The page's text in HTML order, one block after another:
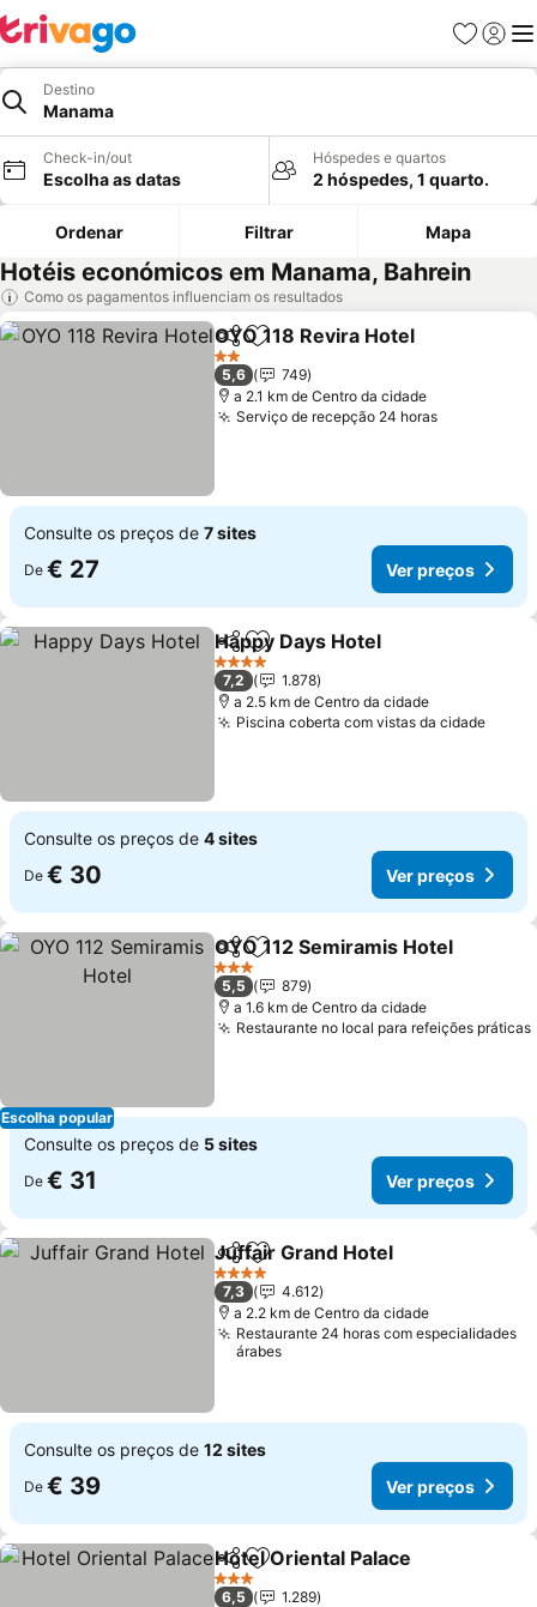
Favoritos
Iniciar
Destino
Manama
Check-in/out
Escolha as datas
Hóspedes e quartos
2 hóspedes, 1 quarto.
Ordenar Filtrar Mapa
Hotéis económicos em Manama, Bahrein
Como os pagamentos influenciam os resultados
PartilharAdicionar aos favoritos
OYO 118 Revira Hotel
2 Estrelas
5,6
749
a 2.1 km de Centro da cidade
Serviço de recepção 24 horasVer preços
Consulte os preços de 7 sites
De € 27 Ver preços
PartilharAdicionar aos favoritos
Happy Days Hotel
4 Estrelas
7,2
1.878
a 2.5 km de Centro da cidade
Piscina coberta com vistas da cidadeVer
Consulte os preços de 4 sites
De € 30 Ver preços
Escolha popular
PartilharAdicionar aos favoritos
OYO 112 Semiramis Hotel
3 Estrelas
5,5
879
a 1.6 km de Centro da cidade
Restaurante no local para refeições práticas
Consulte os preços de 5 sites
De € 31 Ver preços
PartilharAdicionar aos favoritos
Juffair Grand Hotel
4 Estrelas
7,3
4.612
a 2.2 km de Centro da cidade
Restaurante 24 horas com especialidades
árabes
Consulte os preços de 12 sites
De € 39 Ver preços
PartilharAdicionar aos favoritos
Hotel Oriental Palace
3 Estrelas
6,5
1.289